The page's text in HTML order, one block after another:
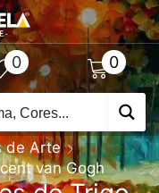
0 0
de Arte
van Gogh